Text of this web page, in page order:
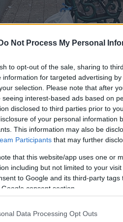
Do Not Process My Personal
to opt-out of the sale, sharing to
information for targeted advertising
selection. Please note that after
seeing interest-based ads based on
disclosed to third parties prior to
of your personal information
This information may also be
Participants that may further
that this website/app uses one or
including but not limited to your
to Google and its third-party
consent section.
Data Processing Opt Outs